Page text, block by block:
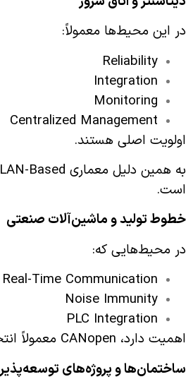
در این محیط‌ها معمولاً:
Reliability
Integration
Monitoring
Centralized Management
اولویت اصلی هستند.
است.
خطوط تولید و ماشین‌آلات صنعتی
در محیط‌هایی که:
Real-Time Communication
Noise Immunity
PLC Integration
اهمیت دارد، CANopen معمولاً انتخاب منطقی‌تری است.
ساختمان‌ها و پروژه‌های توسعه‌پذیر